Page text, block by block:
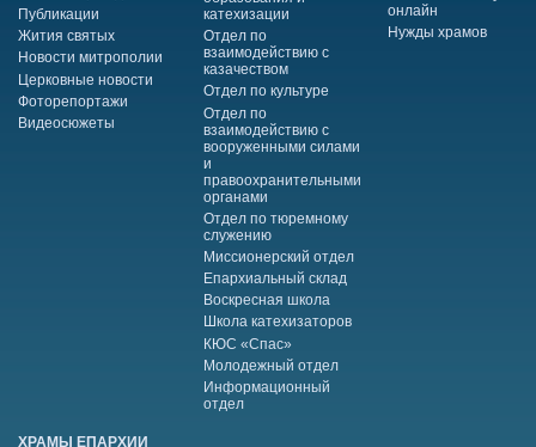
Публикации
Жития святых
Новости митрополии
Церковные новости
Фоторепортажи
Видеосюжеты
катехизации
Отдел по
взаимодействию с
казачеством
Отдел по культуре
Отдел по
взаимодействию с
вооруженными силами
и
правоохранительными
органами
Отдел по тюремному
служению
Миссионерский отдел
Епархиальный склад
Воскресная школа
Школа катехизаторов
КЮС «Спас»
Молодежный отдел
Информационный
отдел
онлайн
Нужды храмов
ХРАМЫ ЕПАРХИИ